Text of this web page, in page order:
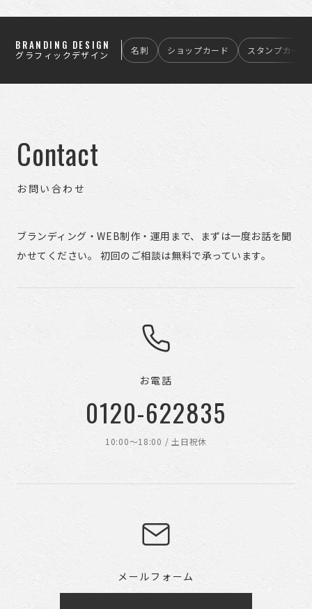
BRANDING DESIGN
グラフィックデザイン 名刺 ショップカード スタンプカード
Contact
お問い合わせ
ブランディング・WEB制作・運用まで、まずは一度お話を聞
かせてください。 初回のご相談は無料で承っています。
お電話
0120-622835
10:00〜18:00 / 土日祝休
メールフォーム